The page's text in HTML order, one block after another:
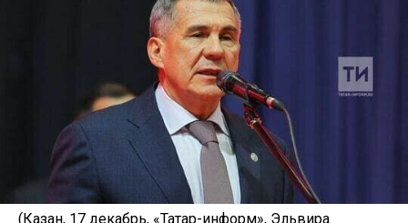
(Казан, 17 декабрь, «Татар-информ», Эльвира